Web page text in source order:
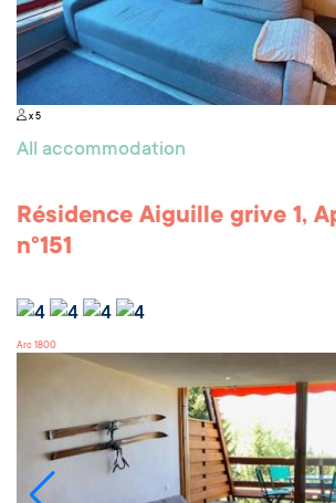
x 5
All accommodation
Résidence Aiguille grive 1,
n°151
Arc 1800